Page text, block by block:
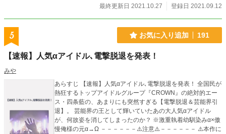
イトルの過去作『今夜、私は義父に抱かれる』を改編しまし
最終更新日 2021.10.27
登録日 2021.09.12
5 お気に入り追加 191
【速報】人気αアイドル､電撃脱退を発表！
みや
あらすじ 【速報】人気αアイドル､電撃脱退を発表！ 全国民が
熱狂するトップアイドルグループ『CROWN』の絶対的エー
ス・四条藍の、あまりにも突然すぎる【電撃脱退＆芸能界引
退】。 芸能界の王として輝いていたあの大人気αアイドル
が、何故姿を消してしまったのか？ ※激重執着幼馴染みα×傲
慢俺様の元α→Ω －－－－－－⚠️注意⚠️－－－－－－ ⚠️本作に